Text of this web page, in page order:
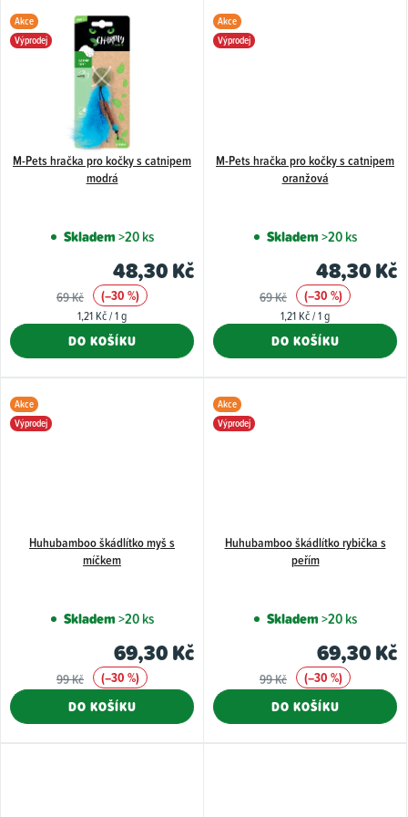
Akce
Výprodej
M-Pets hračka pro kočky s catnipem
modrá
Skladem>20 ks
48,30 Kč
69 Kč (–30 %)
Měrná
1,21 Kč / 1 g
DO KOŠÍKU
Akce
Výprodej
M-Pets hračka pro kočky s catnipem
oranžová
Skladem>20 ks
48,30 Kč
69 Kč (–30 %)
Měrná
1,21 Kč / 1 g
DO KOŠÍKU
Akce
Výprodej
Huhubamboo škádlítko myš s
míčkem
Skladem>20 ks
69,30 Kč
99 Kč
(–30 %)
DO KOŠÍKU
Akce
Výprodej
Huhubamboo škádlítko rybička s
peřím
Skladem>20 ks
69,30 Kč
99 Kč
(–30 %)
DO KOŠÍKU